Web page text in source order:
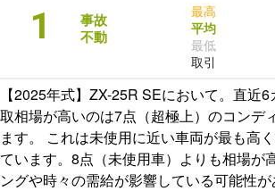
1
事故
不動
最高
平均
最低
取引
【2025年式】ZX-25R SEにおいて。直近
取相場が高いのは7点（超極上）のコンデ
ます。 これは未使用に近い車両が最も高
ています。8点（未使用車）よりも相場が
ングや時々の需給が影響している可能性が